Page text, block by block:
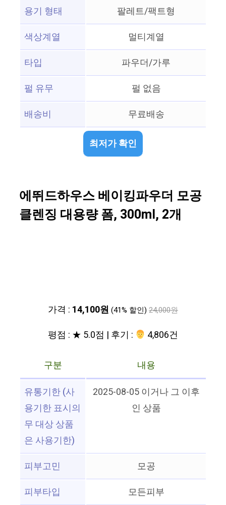
용기 형태
팔레트/팩트형
색상계열
멀티계열
타입
파우더/가루
펄 유무
펄 없음
배송비
무료배송
최저가 확인
에뛰드하우스 베이킹파우더 모공
클렌징 대용량 폼, 300ml, 2개
가격 : 14,100원 (41% 할인) 24,000원
평점 : ★ 5.0점 | 후기 : ‍‍ 4,806건
구분
내용
유통기한 (사
용기한 표시의
무 대상 상품
은 사용기한)
2025-08-05 이거나 그 이후
인 상품
피부고민
모공
피부타입
모든피부